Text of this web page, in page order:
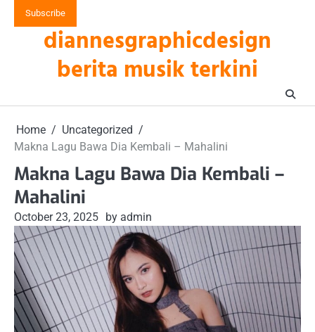
Subscribe
diannesgraphicdesign
berita musik terkini
Home
Uncategorized
Makna Lagu Bawa Dia Kembali – Mahalini
Makna Lagu Bawa Dia Kembali –
Mahalini
October 23, 2025 by admin